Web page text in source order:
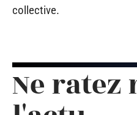
collective.
Ne ratez